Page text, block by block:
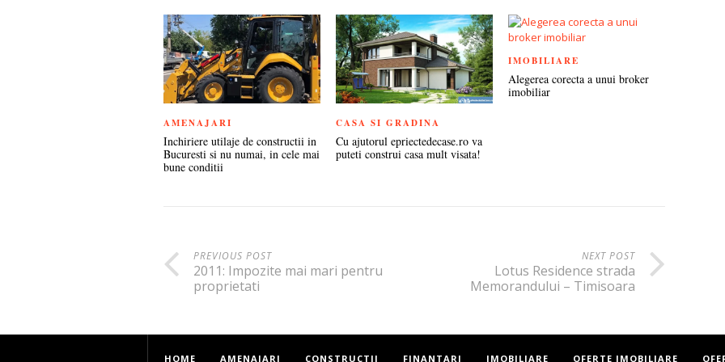
AMENAJARI
Inchiriere utilaje de constructii in
Bucuresti si nu numai, in cele mai
bune conditii
CASA SI GRADINA
Cu ajutorul epriectedecase.ro va
puteti construi casa mult visata!
IMOBILIARE
Alegerea corecta a unui broker
imobiliar
PREVIOUS POST
2011: Impozite mai mari pentru
proprietati
NEXT POST
Lotus Residence strada
Memorandului – Timisoara
HOME AMENAJARI CONSTRUCTII FINANTARI IMOBILIARE OFERTE IMOBILIARE